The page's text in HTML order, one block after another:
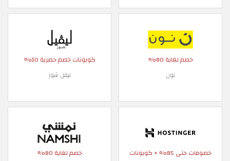
خصم لغاية 80%
نون
كوبونات خصم حصرية 10%
ليفل شوز
خصومات حتى 85% + كوبونات
خصم لغاية 80%